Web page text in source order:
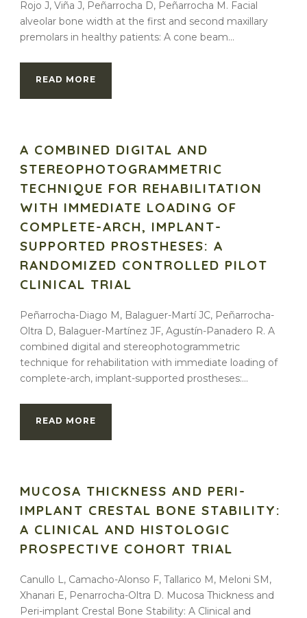
Rojo J, Viña J, Peñarrocha D, Peñarrocha M. Facial
alveolar bone width at the first and second maxillary
premolars in healthy patients: A cone beam...
READ MORE
A COMBINED DIGITAL AND
STEREOPHOTOGRAMMETRIC
TECHNIQUE FOR REHABILITATION
WITH IMMEDIATE LOADING OF
COMPLETE-ARCH, IMPLANT-
SUPPORTED PROSTHESES: A
RANDOMIZED CONTROLLED PILOT
CLINICAL TRIAL
Peñarrocha-Diago M, Balaguer-Martí JC, Peñarrocha-
Oltra D, Balaguer-Martínez JF, Agustín-Panadero R. A
combined digital and stereophotogrammetric
technique for rehabilitation with immediate loading of
complete-arch, implant-supported prostheses:...
READ MORE
MUCOSA THICKNESS AND PERI-
IMPLANT CRESTAL BONE STABILITY:
A CLINICAL AND HISTOLOGIC
PROSPECTIVE COHORT TRIAL
Canullo L, Camacho-Alonso F, Tallarico M, Meloni SM,
Xhanari E, Penarrocha-Oltra D. Mucosa Thickness and
Peri-implant Crestal Bone Stability: A Clinical and